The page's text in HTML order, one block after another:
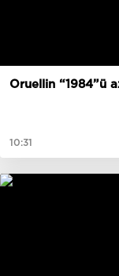
Oruellin “1984”ü
10:31